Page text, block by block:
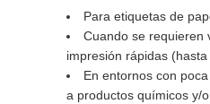
Para etiquetas de
Cuando se requieren
impresión rápidas (hasta
En entornos con
a productos químicos y/